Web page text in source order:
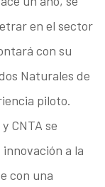
en el sector
con su
Naturales de
piloto.
CNTA se
a la
con una